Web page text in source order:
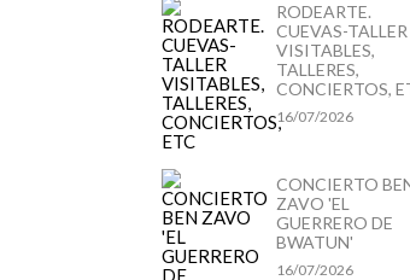
RODEARTE.
CUEVAS-TALLER
VISITABLES,
TALLERES,
CONCIERTOS,
16/07/2026
CONCIERTO
ZAVO 'EL
GUERRERO DE
BWATUN'
16/07/2026